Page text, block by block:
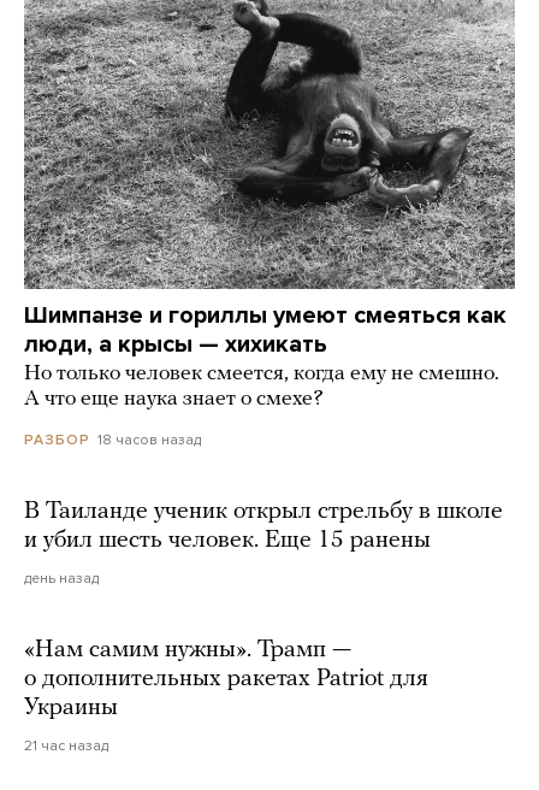
Шимпанзе и гориллы умеют смеяться как
люди, а крысы — хихикать
Но только человек смеется, когда ему не смешно.
А что еще наука знает о смехе?
РАЗБОР 18 часов назад
В Таиланде ученик открыл стрельбу в школе
и убил шесть человек. Еще 15 ранены
день назад
«Нам самим нужны». Трамп —
о дополнительных ракетах Patriot для
Украины
21 час назад